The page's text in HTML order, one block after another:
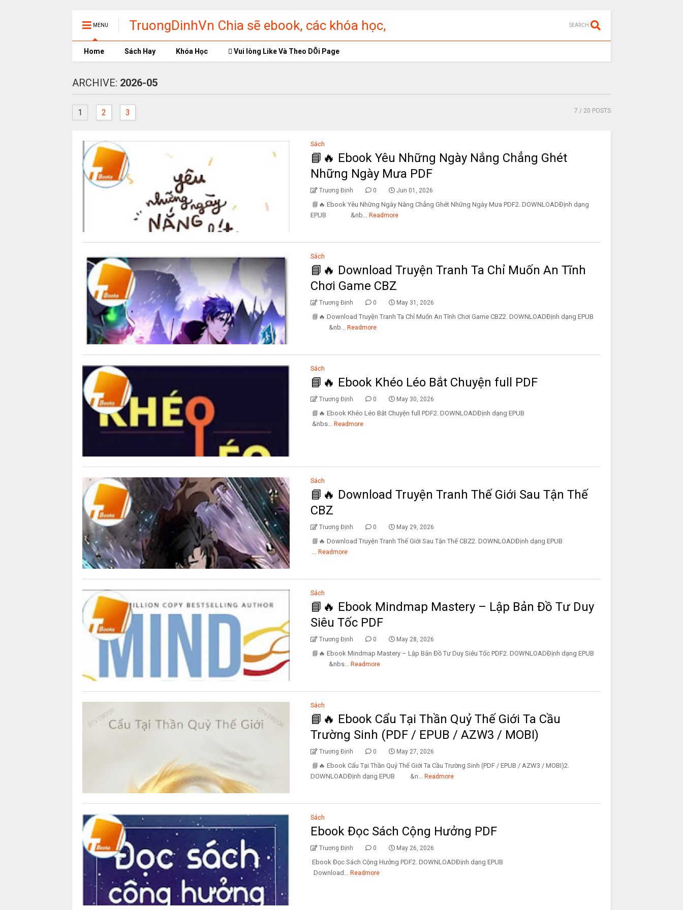
MENU
TruongDinhVn Chia sẽ ebook, các khóa học,
phần mềm học tập miễn phí
SEARCH
Home Sách Hay Khóa Học Vui lòng Like Và Theo DÕi Page
ARCHIVE: 2026-05
1 2 3 7 / 20 POSTS
Sách
📘🔥 Ebook Yêu Những Ngày Nắng Chẳng Ghét
Những Ngày Mưa PDF
Trương Định 0 Jun 01, 2026
📘🔥 Ebook Yêu Những Ngày Nắng Chẳng Ghét Những Ngày Mưa PDF2. DOWNLOADĐịnh dạng
EPUB &nb... Readmore
Sách
📘🔥 Download Truyện Tranh Ta Chỉ Muốn An Tĩnh
Chơi Game CBZ
Trương Định 0 May 31, 2026
📘🔥 Download Truyện Tranh Ta Chỉ Muốn An Tĩnh Chơi Game CBZ2. DOWNLOADĐịnh dạng EPUB
&nb... Readmore
Sách
📘🔥 Ebook Khéo Léo Bắt Chuyện full PDF
Trương Định 0 May 30, 2026
📘🔥 Ebook Khéo Léo Bắt Chuyện full PDF2. DOWNLOADĐịnh dạng EPUB
&nbs... Readmore
Sách
📘🔥 Download Truyện Tranh Thế Giới Sau Tận Thế
CBZ
Trương Định 0 May 29, 2026
📘🔥 Download Truyện Tranh Thế Giới Sau Tận Thế CBZ2. DOWNLOADĐịnh dạng EPUB
... Readmore
Sách
📘🔥 Ebook Mindmap Mastery – Lập Bản Đồ Tư Duy
Siêu Tốc PDF
Trương Định 0 May 28, 2026
📘🔥 Ebook Mindmap Mastery – Lập Bản Đồ Tư Duy Siêu Tốc PDF2. DOWNLOADĐịnh dạng EPUB
&nbs... Readmore
Sách
📘🔥 Ebook Cẩu Tại Thần Quỷ Thế Giới Ta Cầu
Trường Sinh (PDF / EPUB / AZW3 / MOBI)
Trương Định 0 May 27, 2026
📘🔥 Ebook Cẩu Tại Thần Quỷ Thế Giới Ta Cầu Trường Sinh (PDF / EPUB / AZW3 / MOBI)2.
DOWNLOADĐịnh dạng EPUB &n... Readmore
Sách
Ebook Đọc Sách Cộng Hưởng PDF
Trương Định 0 May 26, 2026
Ebook Đọc Sách Cộng Hưởng PDF2. DOWNLOADĐịnh dạng EPUB
Download... Readmore